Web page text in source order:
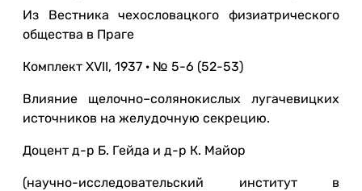
Из Вестника чехословацкого физиатрического
общества в Праге
Комплект XVII, 1937 · № 5-6 (52-53)
Влияние щелочно–солянокислых лугачевицких
источников на желудочную секрецию.
Доцент д-р Б. Гейда и д-р К. Майор
(научно-исследовательский институт в